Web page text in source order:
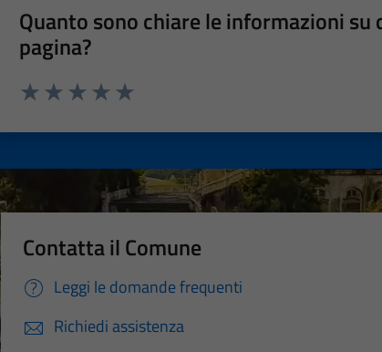
Quanto sono chiare le informazioni su
pagina?
Contatta il Comune
Leggi le domande frequenti
Richiedi assistenza